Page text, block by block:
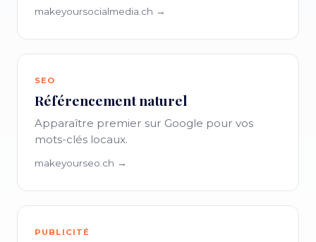
makeyoursocialmedia.ch →
SEO
Référencement naturel
Apparaître premier sur Google pour vos
mots-clés locaux.
makeyourseo.ch →
PUBLICITÉ